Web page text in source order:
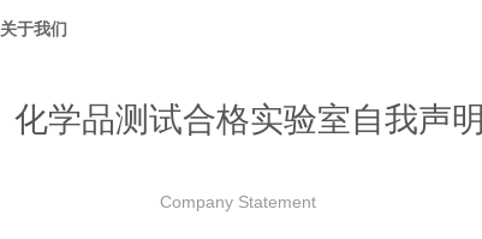
关于我们
化学品测试合格实验室自我声明
Company Statement